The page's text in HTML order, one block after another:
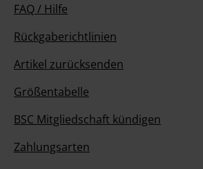
FAQ / Hilfe
Rückgaberichtlinien
Artikel zurücksenden
Größentabelle
BSC Mitgliedschaft kündigen
Zahlungsarten